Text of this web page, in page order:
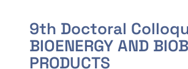
9th Doctoral
BIOENERGY AND
PRODUCTS